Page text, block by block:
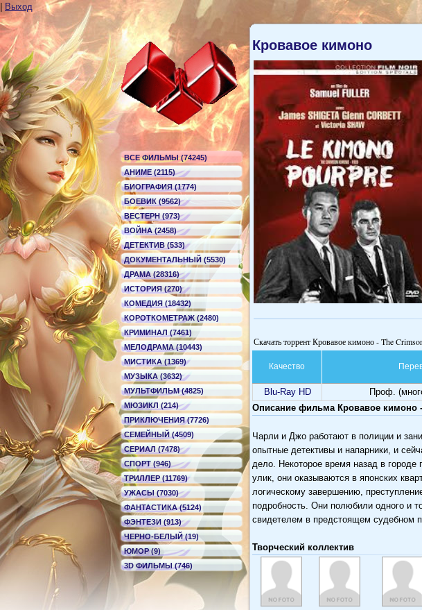
Выход
ВСЕ ФИЛЬМЫ (74245)
АНИМЕ (2115)
БИОГРАФИЯ (1774)
БОЕВИК (9562)
ВЕСТЕРН (973)
ВОЙНА (2458)
ДЕТЕКТИВ (533)
ДОКУМЕНТАЛЬНЫЙ (5530)
ДРАМА (28316)
ИСТОРИЯ (270)
КОМЕДИЯ (18432)
КОРОТКОМЕТРАЖ (2480)
КРИМИНАЛ (7461)
МЕЛОДРАМА (10443)
МИСТИКА (1369)
МУЗЫКА (3632)
МУЛЬТФИЛЬМ (4825)
МЮЗИКЛ (214)
ПРИКЛЮЧЕНИЯ (7726)
СЕМЕЙНЫЙ (4509)
СЕРИАЛ (7478)
СПОРТ (946)
ТРИЛЛЕР (11769)
УЖАСЫ (7030)
ФАНТАСТИКА (5124)
ФЭНТЕЗИ (913)
ЧЕРНО-БЕЛЫЙ (19)
ЮМОР (9)
3D ФИЛЬМЫ (746)
Кровавое кимоно
Скачать торрент Кровавое кимоно - The
Качество
Blu-Ray HD Проф.
Описание фильма Кровавое кимоно
Чарли и Джо работают в полиции и
опытные детективы и напарники, и
дело. Некоторое время назад в городе
улик, они оказываются в японских
логическому завершению,
подробность. Они полюбили одного и
свидетелем в предстоящем судебном
Творческий коллектив